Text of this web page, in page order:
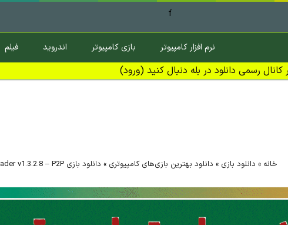
f
نرم افزار کامپیوتر بازی کامپیوتر اندروید فیلم
رسمی دانلود در بله دنبال کنید (ورود)
خانه » دانلود بازی » دانلود بهترین بازی‌های کامپیوتری » دانلود بازی Warhammer 40.000 Rogue Trader v1.3.2.8 – P2P برای کامپیوتر